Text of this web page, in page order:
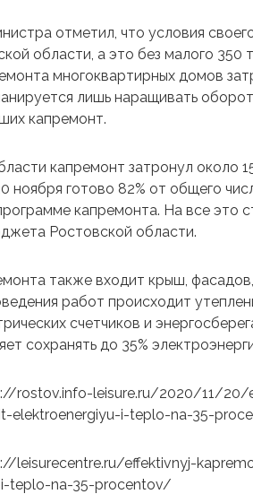
отметил, что условия
области, а это без малого 350
многоквартирных домов
лишь наращивать
капремонт.
капремонт затронул около
ноября готово 82% от общего
капремонта. На все это
Ростовской области.
также входит крыш,
работ происходит
счетчиков и
сохранять до 35%
rostov.info-leisure.ru/2020/11/
elektroenergiyu-i-teplo-na-35-
leisurecentre.ru/effektivnyj-
teplo-na-35-procentov/